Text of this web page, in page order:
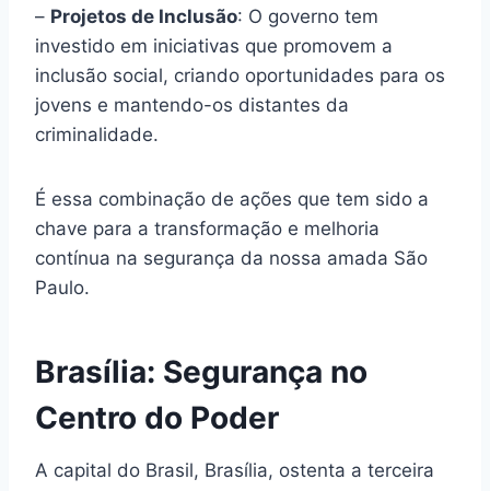
– Projetos de Inclusão: O governo tem
investido em iniciativas que promovem a
inclusão social, criando oportunidades para os
jovens e mantendo-os distantes da
criminalidade.
É essa combinação de ações que tem sido a
chave para a transformação e melhoria
contínua na segurança da nossa amada São
Paulo.
Brasília: Segurança no
Centro do Poder
A capital do Brasil, Brasília, ostenta a terceira